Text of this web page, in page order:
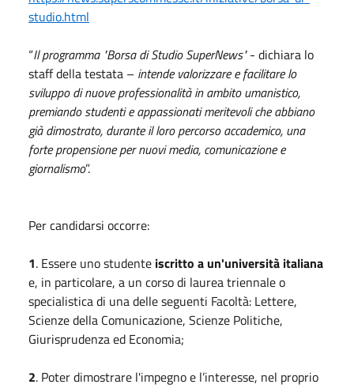
studio.html
“Il programma "Borsa di Studio SuperNews"- dichiara lo
staff della testata – intende valorizzare e facilitare lo
sviluppo di nuove professionalità in ambito umanistico,
premiando studenti e appassionati meritevoli che abbiano
già dimostrato, durante il loro percorso accademico, una
forte propensione per nuovi media, comunicazione e
giornalismo”.
Per candidarsi occorre:
1. Essere uno studente iscritto a un'università italiana
e, in particolare, a un corso di laurea triennale o
specialistica di una delle seguenti Facoltà: Lettere,
Scienze della Comunicazione, Scienze Politiche,
Giurisprudenza ed Economia;
2. Poter dimostrare l'impegno e l’interesse, nel proprio